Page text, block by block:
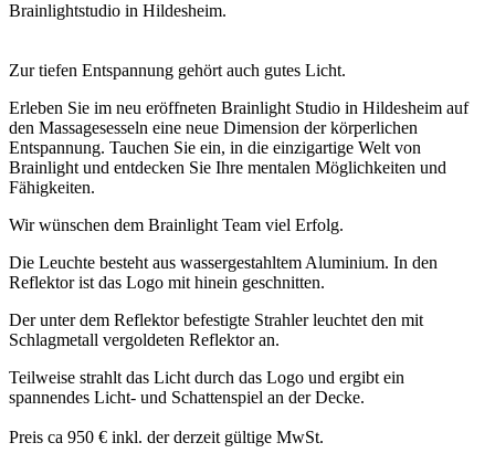
Brainlightstudio in Hildesheim.
Zur tiefen Entspannung gehört auch gutes Licht.
Erleben Sie im neu eröffneten Brainlight Studio in Hildesheim auf
den Massagesesseln eine neue Dimension der körperlichen
Entspannung. Tauchen Sie ein, in die einzigartige Welt von
Brainlight und entdecken Sie Ihre mentalen Möglichkeiten und
Fähigkeiten.
Wir wünschen dem Brainlight Team viel Erfolg.
Die Leuchte besteht aus wassergestahltem Aluminium. In den
Reflektor ist das Logo mit hinein geschnitten.
Der unter dem Reflektor befestigte Strahler leuchtet den mit
Schlagmetall vergoldeten Reflektor an.
Teilweise strahlt das Licht durch das Logo und ergibt ein
spannendes Licht- und Schattenspiel an der Decke.
Preis ca 950 € inkl. der derzeit gültige MwSt.